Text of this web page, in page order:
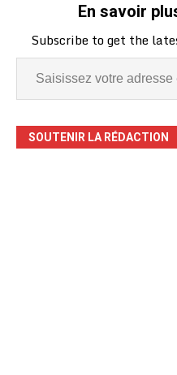
En savoir
Subscribe to get the
SOUTENIR LA RÉDACTION